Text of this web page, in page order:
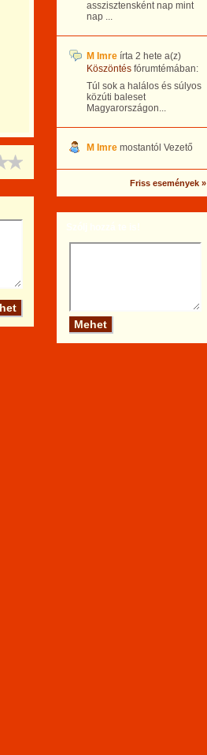
asszisztensként nap mint
nap ...
M Imre írta 2 hete a(z)
Köszöntés fórumtémában:
Túl sok a halálos és súlyos
közúti baleset
Magyarországon...
M Imre mostantól Vezető
Friss események »